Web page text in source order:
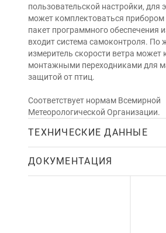
пользовательской настройки, для
может комплектоваться
пакет программного обеспечения
входит система самоконтроля. По
измеритель скорости ветра может
монтажными переходниками для
защитой от птиц.
Соответствует нормам Всемирной
Метеорологической Организации.
ТЕХНИЧЕСКИЕ ДАННЫЕ
ДОКУМЕНТАЦИЯ